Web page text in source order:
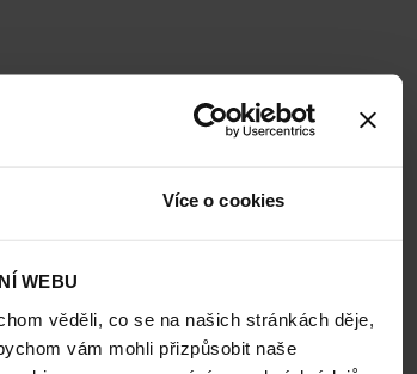
Více o cookies
WEBU
věděli, co se na našich stránkách děje,
vám mohli přizpůsobit naše